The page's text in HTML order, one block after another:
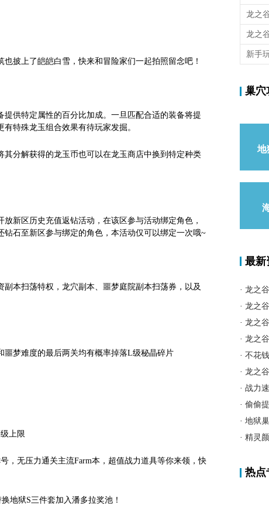
披上了皑皑白雪，快来和冒险家们一起拍照留念吧！
供特定属性的百分比加成。一旦匹配合适的装备将提
特殊龙玉组合效果有待玩家发掘。
分解获得的龙玉币也可以在龙玉商店中换到特定种类
新区历史充值返钻活动，在该区参与活动绑定角色，
石至新区参与绑定的角色，本活动仅可以绑定一次哦~
本扫荡特权，龙穴副本、噩梦庭院副本扫荡券，以及
梦难度的最后两关均有概率掉落L级秘晶碎片
上限
，无压力通关主流Farm本，超值战力道具等你来领，快
地狱S三件套加入潘多拉奖池！
龙之
龙之
新手
巢穴
地
最新
· 龙之
· 龙之
· 龙之
· 龙之
· 不花
· 龙之
· 战力
· 偷偷
· 地狱
· 精灵
热点